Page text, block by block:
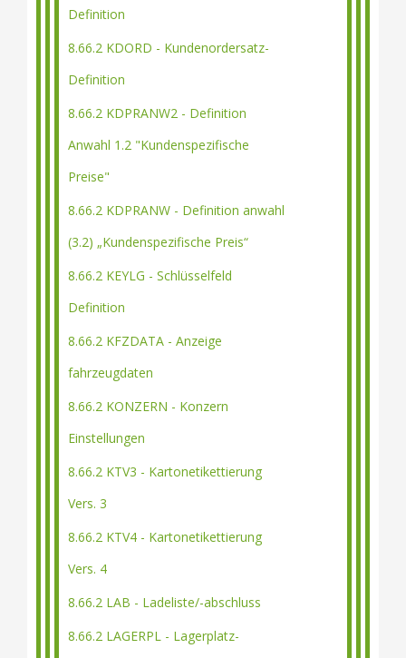
Definition
8.66.2 KDORD - Kundenordersatz-
Definition
8.66.2 KDPRANW2 - Definition
Anwahl 1.2 "Kundenspezifische
Preise"
8.66.2 KDPRANW - Definition anwahl
(3.2) „Kundenspezifische Preis“
8.66.2 KEYLG - Schlüsselfeld
Definition
8.66.2 KFZDATA - Anzeige
fahrzeugdaten
8.66.2 KONZERN - Konzern
Einstellungen
8.66.2 KTV3 - Kartonetikettierung
Vers. 3
8.66.2 KTV4 - Kartonetikettierung
Vers. 4
8.66.2 LAB - Ladeliste/-abschluss
8.66.2 LAGERPL - Lagerplatz-